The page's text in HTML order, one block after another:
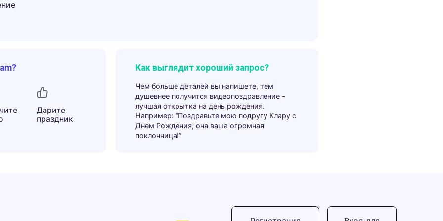
Дарите
праздник
Как выглядит хороший запрос?
Чем больше деталей вы напишете, тем
душевнее получится видеопоздравление -
лучшая открытка на день рождения.
Например: “Поздравьте мою подругу Клару с
Днем Рождения, она ваша огромная
поклонница!”